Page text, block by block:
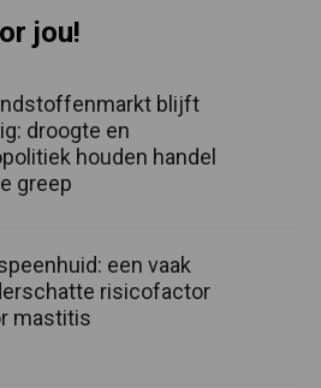
jou!
blijft
droogte en
houden handel
greep
een vaak
risicofactor
mastitis